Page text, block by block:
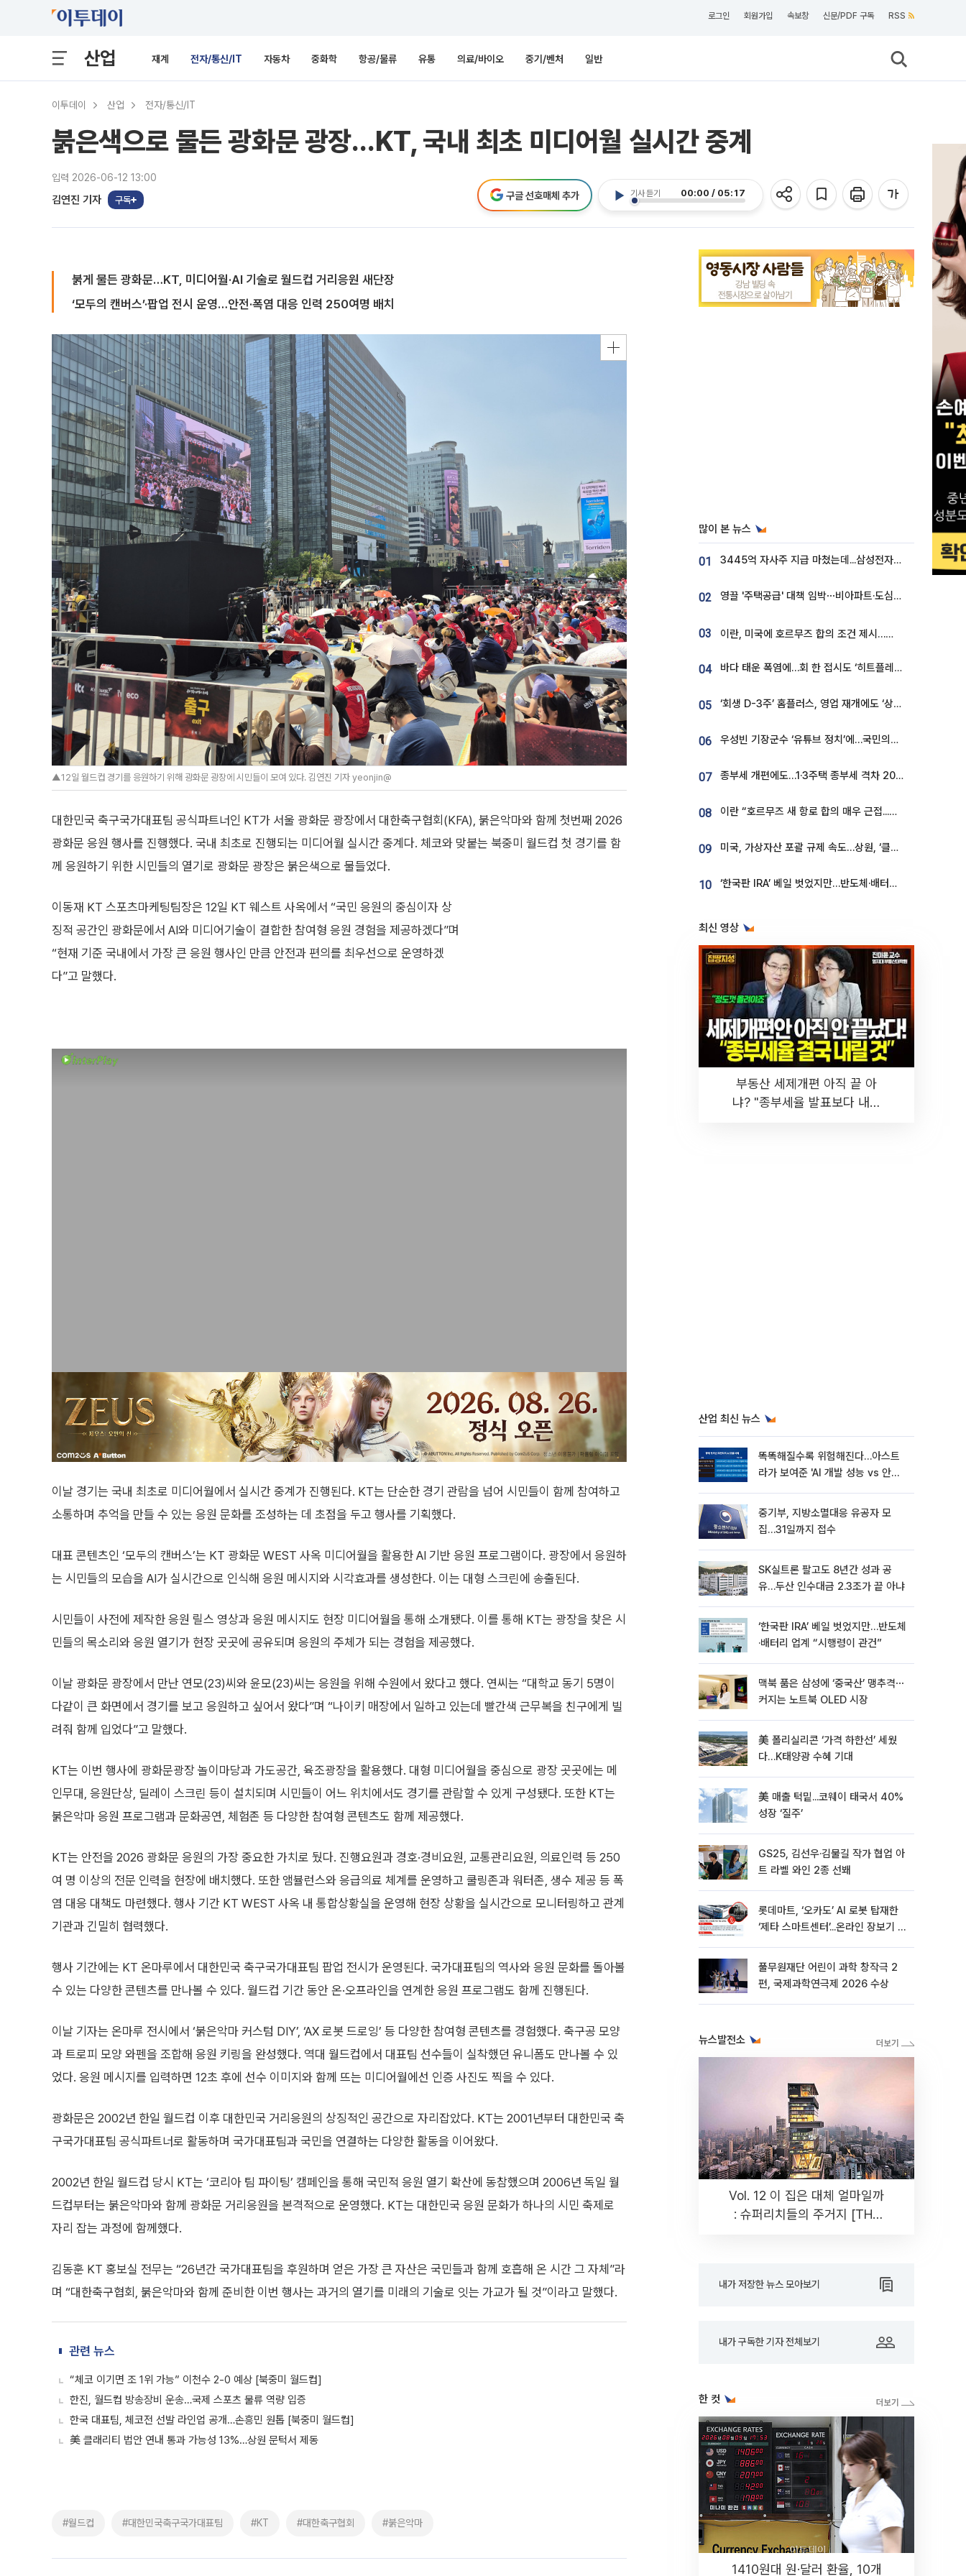
로그인 회원가입 속보창 신문/PDF 구독 RSS
산업 재계 전자/통신/IT 자동차 중화학 항공/물류 유통 의료/바이오 중기/벤처 일반
이투데이 산업 전자/통신/IT
붉은색으로 물든 광화문 광장…KT, 국내 최초 미디어월 실시간 중계
입력 2026-06-12 13:00
김연진 기자 구독
기사 듣기 00:00 / 05:17
구글 선호매체 추가
붉게 물든 광화문…KT, 미디어월·AI 기술로 월드컵 거리응원 새단장
‘모두의 캔버스’·팝업 전시 운영…안전·폭염 대응 인력 250여명 배치
▲12일 월드컵 경기를 응원하기 위해 광화문 광장에 시민들이 모여 있다. 김연진 기자 yeonjin@
대한민국 축구국가대표팀 공식파트너인 KT가 서울 광화문 광장에서 대한축구협회(KFA), 붉은악마와 함께 첫번째 2026
광화문 응원 행사를 진행했다. 국내 최초로 진행되는 미디어월 실시간 중계다. 체코와 맞붙는 북중미 월드컵 첫 경기를 함
께 응원하기 위한 시민들의 열기로 광화문 광장은 붉은색으로 물들었다.
이동재 KT 스포츠마케팅팀장은 12일 KT 웨스트 사옥에서 “국민 응원의 중심이자 상
징적 공간인 광화문에서 AI와 미디어기술이 결합한 참여형 응원 경험을 제공하겠다”며
“현재 기준 국내에서 가장 큰 응원 행사인 만큼 안전과 편의를 최우선으로 운영하겠
다”고 말했다.
이날 경기는 국내 최초로 미디어월에서 실시간 중계가 진행된다. KT는 단순한 경기 관람을 넘어 시민들이 함께 참여하고
소통하며 추억을 만들 수 있는 응원 문화를 조성하는 데 초점을 두고 행사를 기획했다.
대표 콘텐츠인 ‘모두의 캔버스’는 KT 광화문 WEST 사옥 미디어월을 활용한 AI 기반 응원 프로그램이다. 광장에서 응원하
는 시민들의 모습을 AI가 실시간으로 인식해 응원 메시지와 시각효과를 생성한다. 이는 대형 스크린에 송출된다.
시민들이 사전에 제작한 응원 릴스 영상과 응원 메시지도 현장 미디어월을 통해 소개됐다. 이를 통해 KT는 광장을 찾은 시
민들의 목소리와 응원 열기가 현장 곳곳에 공유되며 응원의 주체가 되는 경험을 제공했다.
이날 광화문 광장에서 만난 연모(23)씨와 윤모(23)씨는 응원을 위해 수원에서 왔다고 했다. 연씨는 “대학교 동기 5명이
다같이 큰 화면에서 경기를 보고 응원하고 싶어서 왔다”며 “나이키 매장에서 일하고 있는데 빨간색 근무복을 친구에게 빌
려줘 함께 입었다”고 말했다.
KT는 이번 행사에 광화문광장 놀이마당과 가도공간, 육조광장을 활용했다. 대형 미디어월을 중심으로 광장 곳곳에는 메
인무대, 응원단상, 딜레이 스크린 등이 설치되며 시민들이 어느 위치에서도 경기를 관람할 수 있게 구성됐다. 또한 KT는
붉은악마 응원 프로그램과 문화공연, 체험존 등 다양한 참여형 콘텐츠도 함께 제공했다.
KT는 안전을 2026 광화문 응원의 가장 중요한 가치로 뒀다. 진행요원과 경호·경비요원, 교통관리요원, 의료인력 등 250
여 명 이상의 전문 인력을 현장에 배치했다. 또한 앰뷸런스와 응급의료 체계를 운영하고 쿨링존과 워터존, 생수 제공 등 폭
염 대응 대책도 마련했다. 행사 기간 KT WEST 사옥 내 통합상황실을 운영해 현장 상황을 실시간으로 모니터링하고 관계
기관과 긴밀히 협력했다.
행사 기간에는 KT 온마루에서 대한민국 축구국가대표팀 팝업 전시가 운영된다. 국가대표팀의 역사와 응원 문화를 돌아볼
수 있는 다양한 콘텐츠를 만나볼 수 있다. 월드컵 기간 동안 온·오프라인을 연계한 응원 프로그램도 함께 진행된다.
이날 기자는 온마루 전시에서 ‘붉은악마 커스텀 DIY’, ‘AX 로봇 드로잉’ 등 다양한 참여형 콘텐츠를 경험했다. 축구공 모양
과 트로피 모양 와펜을 조합해 응원 키링을 완성했다. 역대 월드컵에서 대표팀 선수들이 실착했던 유니폼도 만나볼 수 있
었다. 응원 메시지를 입력하면 12초 후에 선수 이미지와 함께 뜨는 미디어월에선 인증 사진도 찍을 수 있다.
광화문은 2002년 한일 월드컵 이후 대한민국 거리응원의 상징적인 공간으로 자리잡았다. KT는 2001년부터 대한민국 축
구국가대표팀 공식파트너로 활동하며 국가대표팀과 국민을 연결하는 다양한 활동을 이어왔다.
2002년 한일 월드컵 당시 KT는 ‘코리아 팀 파이팅’ 캠페인을 통해 국민적 응원 열기 확산에 동참했으며 2006년 독일 월
드컵부터는 붉은악마와 함께 광화문 거리응원을 본격적으로 운영했다. KT는 대한민국 응원 문화가 하나의 시민 축제로
자리 잡는 과정에 함께했다.
김동훈 KT 홍보실 전무는 “26년간 국가대표팀을 후원하며 얻은 가장 큰 자산은 국민들과 함께 호흡해 온 시간 그 자체”라
며 “대한축구협회, 붉은악마와 함께 준비한 이번 행사는 과거의 열기를 미래의 기술로 잇는 가교가 될 것”이라고 말했다.
관련 뉴스
“체코 이기면 조 1위 가능” 이천수 2-0 예상 [북중미 월드컵]
한진, 월드컵 방송장비 운송…국제 스포츠 물류 역량 입증
한국 대표팀, 체코전 선발 라인업 공개…손흥민 원톱 [북중미 월드컵]
美 클래리티 법안 연내 통과 가능성 13%…상원 문턱서 제동
#월드컵 #대한민국축구국가대표팀 #KT #대한축구협회 #붉은악마
많이 본 뉴스
01 3445억 자사주 지급 마쳤는데...삼성전자 DX노조, 뒤늦은 '떼쓰기 집회'
02 영끌 '주택공급' 대책 임박⋯비아파트·도심복합까지 총동원
03 이란, 미국에 호르무즈 합의 조건 제시…美 “경기 아직 안 끝나” [종합]
04 바다 태운 폭염에…회 한 접시도 ‘히트플레이션’
05 ‘회생 D-3주’ 홈플러스, 영업 재개에도 ‘상품 공급망’ 복구가 생존 관건
06 우성빈 기장군수 ‘유튜브 정치’에…국민의힘 군의원들 집단 반발
07 종부세 개편에도…1·3주택 종부세 격차 2028년부터 확대
08 이란 “호르무즈 새 항로 합의 매우 근접...미국 배상 먼저”
09 미국, 가상자산 포괄 규제 속도…상원, ‘클래리티법’ 9월 절차투표 추진
10 ‘한국판 IRA’ 베일 벗었지만…반도체·배터리 업계 “시행령이 관건”
최신 영상
부동산 세제개편 아직 끝 아
냐? "종부세율 발표보다 내릴
산업 최신 뉴스
똑똑해질수록 위험해진다…아스트
라가 보여준 'AI 개발 성능 vs 안전
중기부, 지방소멸대응 유공자 모
집…31일까지 접수
SK실트론 팔고도 8년간 성과 공
유…두산 인수대금 2.3조가 끝 아냐
‘한국판 IRA’ 베일 벗었지만…반도체
·배터리 업계 “시행령이 관건”
맥북 품은 삼성에 ‘중국산’ 맹추격⋯
커지는 노트북 OLED 시장
美 폴리실리콘 ‘가격 하한선’ 세웠
다…K태양광 수혜 기대
美 매출 턱밑...코웨이 태국서 40%
성장 ‘질주’
GS25, 김선우·김물길 작가 협업 아
트 라벨 와인 2종 선봬
롯데마트, ‘오카도’ AI 로봇 탑재한
‘제타 스마트센터’...온라인 장보기 판
풀무원재단 어린이 과학 창작극 2
편, 국제과학연극제 2026 수상
뉴스발전소
Vol. 12 이 집은 대체 얼마일까
: 슈퍼리치들의 주거지 [THE
내가 저장한 뉴스 모아보기
내가 구독한 기자 전체보기
한 컷
1410원대 원·달러 환율, 10개